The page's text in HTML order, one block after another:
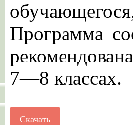
Программа
7—8 классах.
Скачать